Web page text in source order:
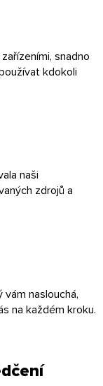
snadno
kdokoli
naši
zdrojů a
naslouchá,
na každém kroku.